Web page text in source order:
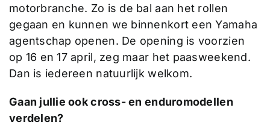
motorbranche. Zo is de bal aan het rollen
gegaan en kunnen we binnenkort een Yamaha
agentschap openen. De opening is voorzien
op 16 en 17 april, zeg maar het paasweekend.
Dan is iedereen natuurlijk welkom.
Gaan jullie ook cross- en enduromodellen
verdelen?